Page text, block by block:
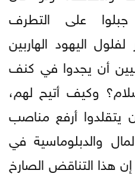
جبلوا على التطرف
اليهود الهاربين
أن يجدوا في كنف
وكيف أتيح لهم،
يتقلدوا أرفع مناصب
والدبلوماسية في
هذا التناقض الصارخ